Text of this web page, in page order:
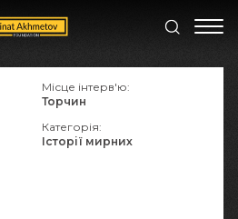
Місце інтерв'ю:
Торчин
Категорія:
Історії мирних